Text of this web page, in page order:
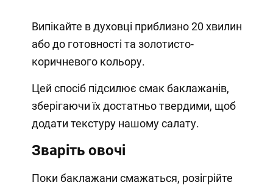
Випікайте в духовці приблизно 20 хвилин
або до готовності та золотисто-
коричневого кольору.
Цей спосіб підсилює смак баклажанів,
зберігаючи їх достатньо твердими, щоб
додати текстуру нашому салату.
Зваріть овочі
Поки баклажани смажаться, розігрійте